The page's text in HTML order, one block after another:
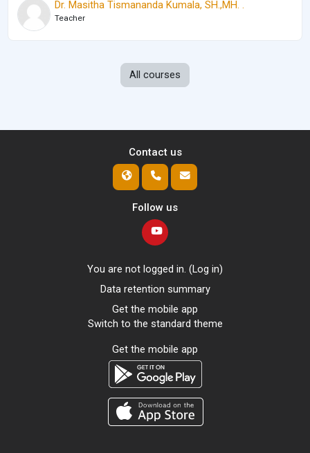
Dr. Masitha Tismananda Kumala, SH.,MH. .
Teacher
All courses
Contact us
Follow us
You are not logged in. (Log in)
Data retention summary
Get the mobile app
Switch to the standard theme
Get the mobile app